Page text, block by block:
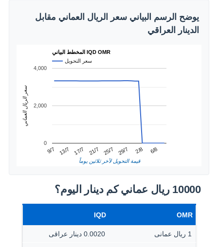
يوضح الرسم البياني سعر الريال العماني مقابل
الدينار العراقي
المخطط البياني IQD OMR
سعر التحويل
9/7 13/7 17/7 21/7 25/7 29/7 2/8 6/8
0
2,000
4,000
قيمة التحويل لآخر ثلاثين يوماً
سعر الريال العماني
10000 ريال عماني كم دينار اليوم؟
OMR
IQD
1 ريال عمانى 0.0020 دينار عراقى